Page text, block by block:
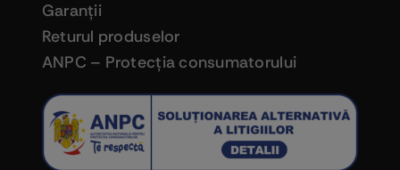
Garanţii
Returul produselor
ANPC – Protecţia consumatorului